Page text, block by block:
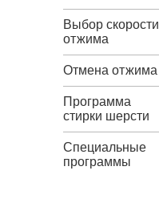
Выбор скорости
отжима
Отмена отжима
Программа
стирки шерсти
Специальные
программы